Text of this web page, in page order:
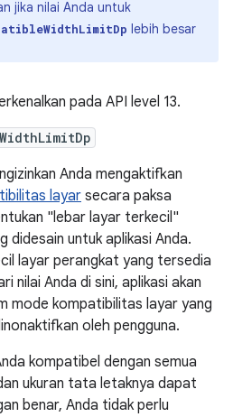
jika nilai Anda untuk
lebih besar
pada API level 13.
Anda mengaktifkan
layar secara paksa
"lebar layar terkecil"
didesain untuk aplikasi Anda.
layar perangkat yang tersedia
nilai Anda di sini, aplikasi akan
mode kompatibilitas layar yang
oleh pengguna.
kompatibel dengan semua
ukuran tata letaknya dapat
benar, Anda tidak perlu